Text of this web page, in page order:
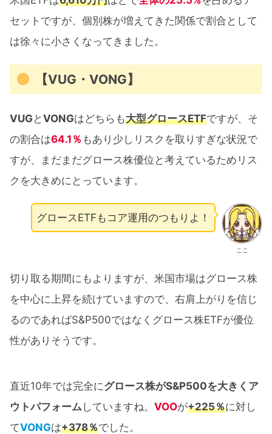
セットですが、個別株が増えてきた関係で割合として
は徐々に小さくなってきました。
【VUG・VONG】
VUG とVONGはどちらも大型グロースETFですが、そ
の割合は64.1％ もあり少しリスクを取りすぎな状況で
すが、まだまだグロース株優位と考えているためリス
クを大きめにとっています。
ここ
グロースETFもコア運用のつもりよ！
切り取る期間にもよりますが、米国市場はグロース株
を中心に上昇を続けていますので、右肩上がりを信じ
るのであればS&P500ではなくグロース株ETFが優位
性がありそうです。
直近10年では完全にグロース株がS&P500を大きくア
ウトパフォームしていますね。 VOOが+225％に対し
てVONGは+378％でした。